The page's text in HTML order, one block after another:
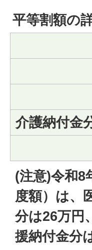
平等割額の
介護納付金
(注意)令和8
度額）は、
分は26万円
援納付金分